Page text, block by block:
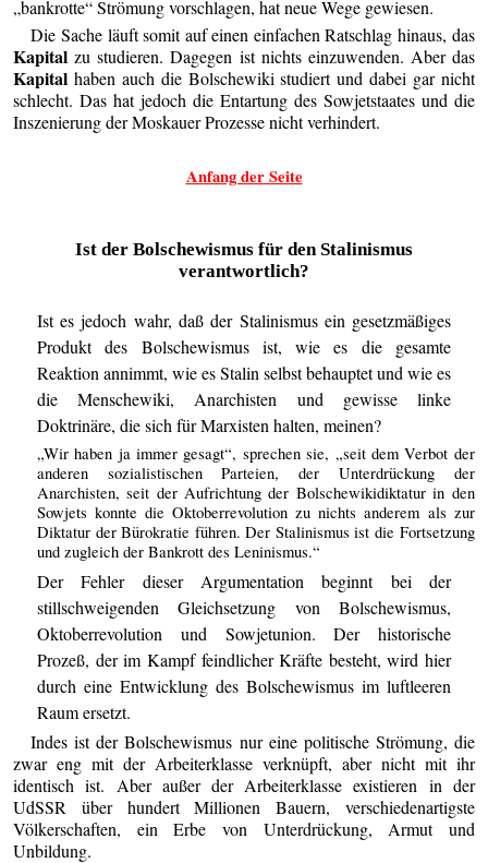
„bankrotte“ Strömung vorschlagen, hat neue Wege gewiesen.
Die Sache läuft somit auf einen einfachen Ratschlag hinaus, das
Kapital zu studieren. Dagegen ist nichts einzuwenden. Aber das
Kapital haben auch die Bolschewiki studiert und dabei gar nicht
schlecht. Das hat jedoch die Entartung des Sowjetstaates und die
Inszenierung der Moskauer Prozesse nicht verhindert.
Anfang der Seite
Ist der Bolschewismus für den Stalinismus
verantwortlich?
Ist es jedoch wahr, daß der Stalinismus ein gesetzmäßiges
Produkt des Bolschewismus ist, wie es die gesamte
Reaktion annimmt, wie es Stalin selbst behauptet und wie es
die Menschewiki, Anarchisten und gewisse linke
Doktrinäre, die sich für Marxisten halten, meinen?
„Wir haben ja immer gesagt“, sprechen sie, „seit dem Verbot der
anderen sozialistischen Parteien, der Unterdrückung der
Anarchisten, seit der Aufrichtung der Bolschewikidiktatur in den
Sowjets konnte die Oktoberrevolution zu nichts anderem als zur
Diktatur der Bürokratie führen. Der Stalinismus ist die Fortsetzung
und zugleich der Bankrott des Leninismus.“
Der Fehler dieser Argumentation beginnt bei der
stillschweigenden Gleichsetzung von Bolschewismus,
Oktoberrevolution und Sowjetunion. Der historische
Prozeß, der im Kampf feindlicher Kräfte besteht, wird hier
durch eine Entwicklung des Bolschewismus im luftleeren
Raum ersetzt.
Indes ist der Bolschewismus nur eine politische Strömung, die
zwar eng mit der Arbeiterklasse verknüpft, aber nicht mit ihr
identisch ist. Aber außer der Arbeiterklasse existieren in der
UdSSR über hundert Millionen Bauern, verschiedenartigste
Völkerschaften, ein Erbe von Unterdrückung, Armut und
Unbildung.